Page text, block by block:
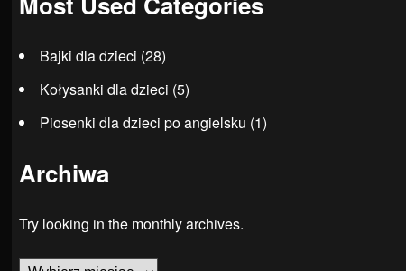
Bajki dla dzieci (28)
Kołysanki dla dzieci (5)
Piosenki dla dzieci po angielsku (1)
Archiwa
Try looking in the monthly archives.